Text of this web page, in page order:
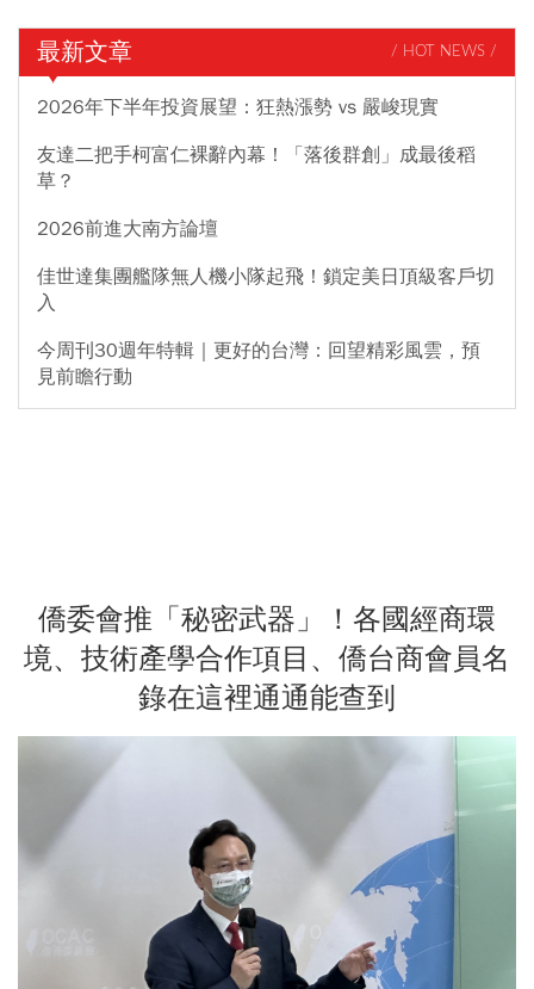
最新文章 / HOT NEWS /
2026年下半年投資展望：狂熱漲勢 vs 嚴峻現實
友達二把手柯富仁裸辭內幕！「落後群創」成最後稻
草？
2026前進大南方論壇
佳世達集團艦隊無人機小隊起飛！鎖定美日頂級客戶切
入
今周刊30週年特輯｜更好的台灣：回望精彩風雲，預
見前瞻行動
僑委會推「秘密武器」！各國經商環
境、技術產學合作項目、僑台商會員名
錄在這裡通通能查到